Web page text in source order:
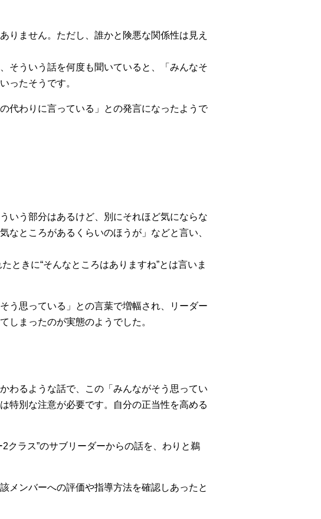
りません。ただし、誰かと険悪な関係性は見え
そういう話を何度も聞いていると、「みんなそ
ったそうです。
代わりに言っている」との発言になったようで
いう部分はあるけど、別にそれほど気にならな
なところがあるくらいのほうが」などと言い、
ときに“そんなところはありますね”とは言いま
う思っている」との言葉で増幅され、リーダー
しまったのが実態のようでした。
わるような話で、この「みんながそう思ってい
特別な注意が必要です。自分の正当性を高める
クラス”のサブリーダーからの話を、わりと鵜
メンバーへの評価や指導方法を確認しあったと